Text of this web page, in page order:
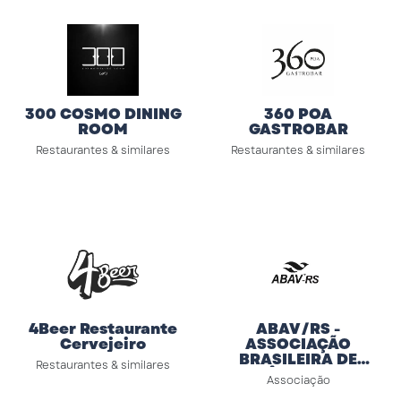
300 COSMO DINING
ROOM
Restaurantes & similares
360 POA
GASTROBAR
Restaurantes & similares
4Beer Restaurante
Cervejeiro
Restaurantes & similares
ABAV/RS -
ASSOCIAÇÃO
BRASILEIRA DE
AGÊNCIAS DE
VIAGENS
Associação